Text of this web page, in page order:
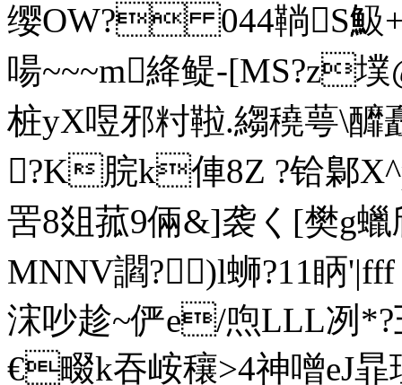
缨OW? 044鞝S魥
啺~~~m絳鳀-[ΜS?z墣
桩yX喅邪籿鞡.縐穘萼\釄
?K脘k俥8Z ?铪鄡
罟8爼菰9倆&]袭く[樊g
MNNV讇?)l蛳?11眪
浨吵趁~俨e/喣LLL冽
€畷k吞峖穰>4神噌eJ暃